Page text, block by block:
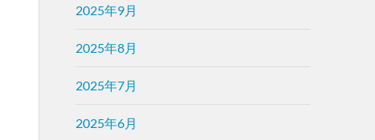
2025年9月
2025年8月
2025年7月
2025年6月